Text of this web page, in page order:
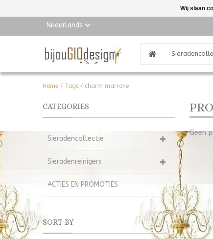
Nederlands
Home / Tags / charm marrone
CATEGORIES
Sieradencollectie
Sieradenreinigers
ACTIES EN PROMOTIES
SORT BY
Geen
Wij slaan